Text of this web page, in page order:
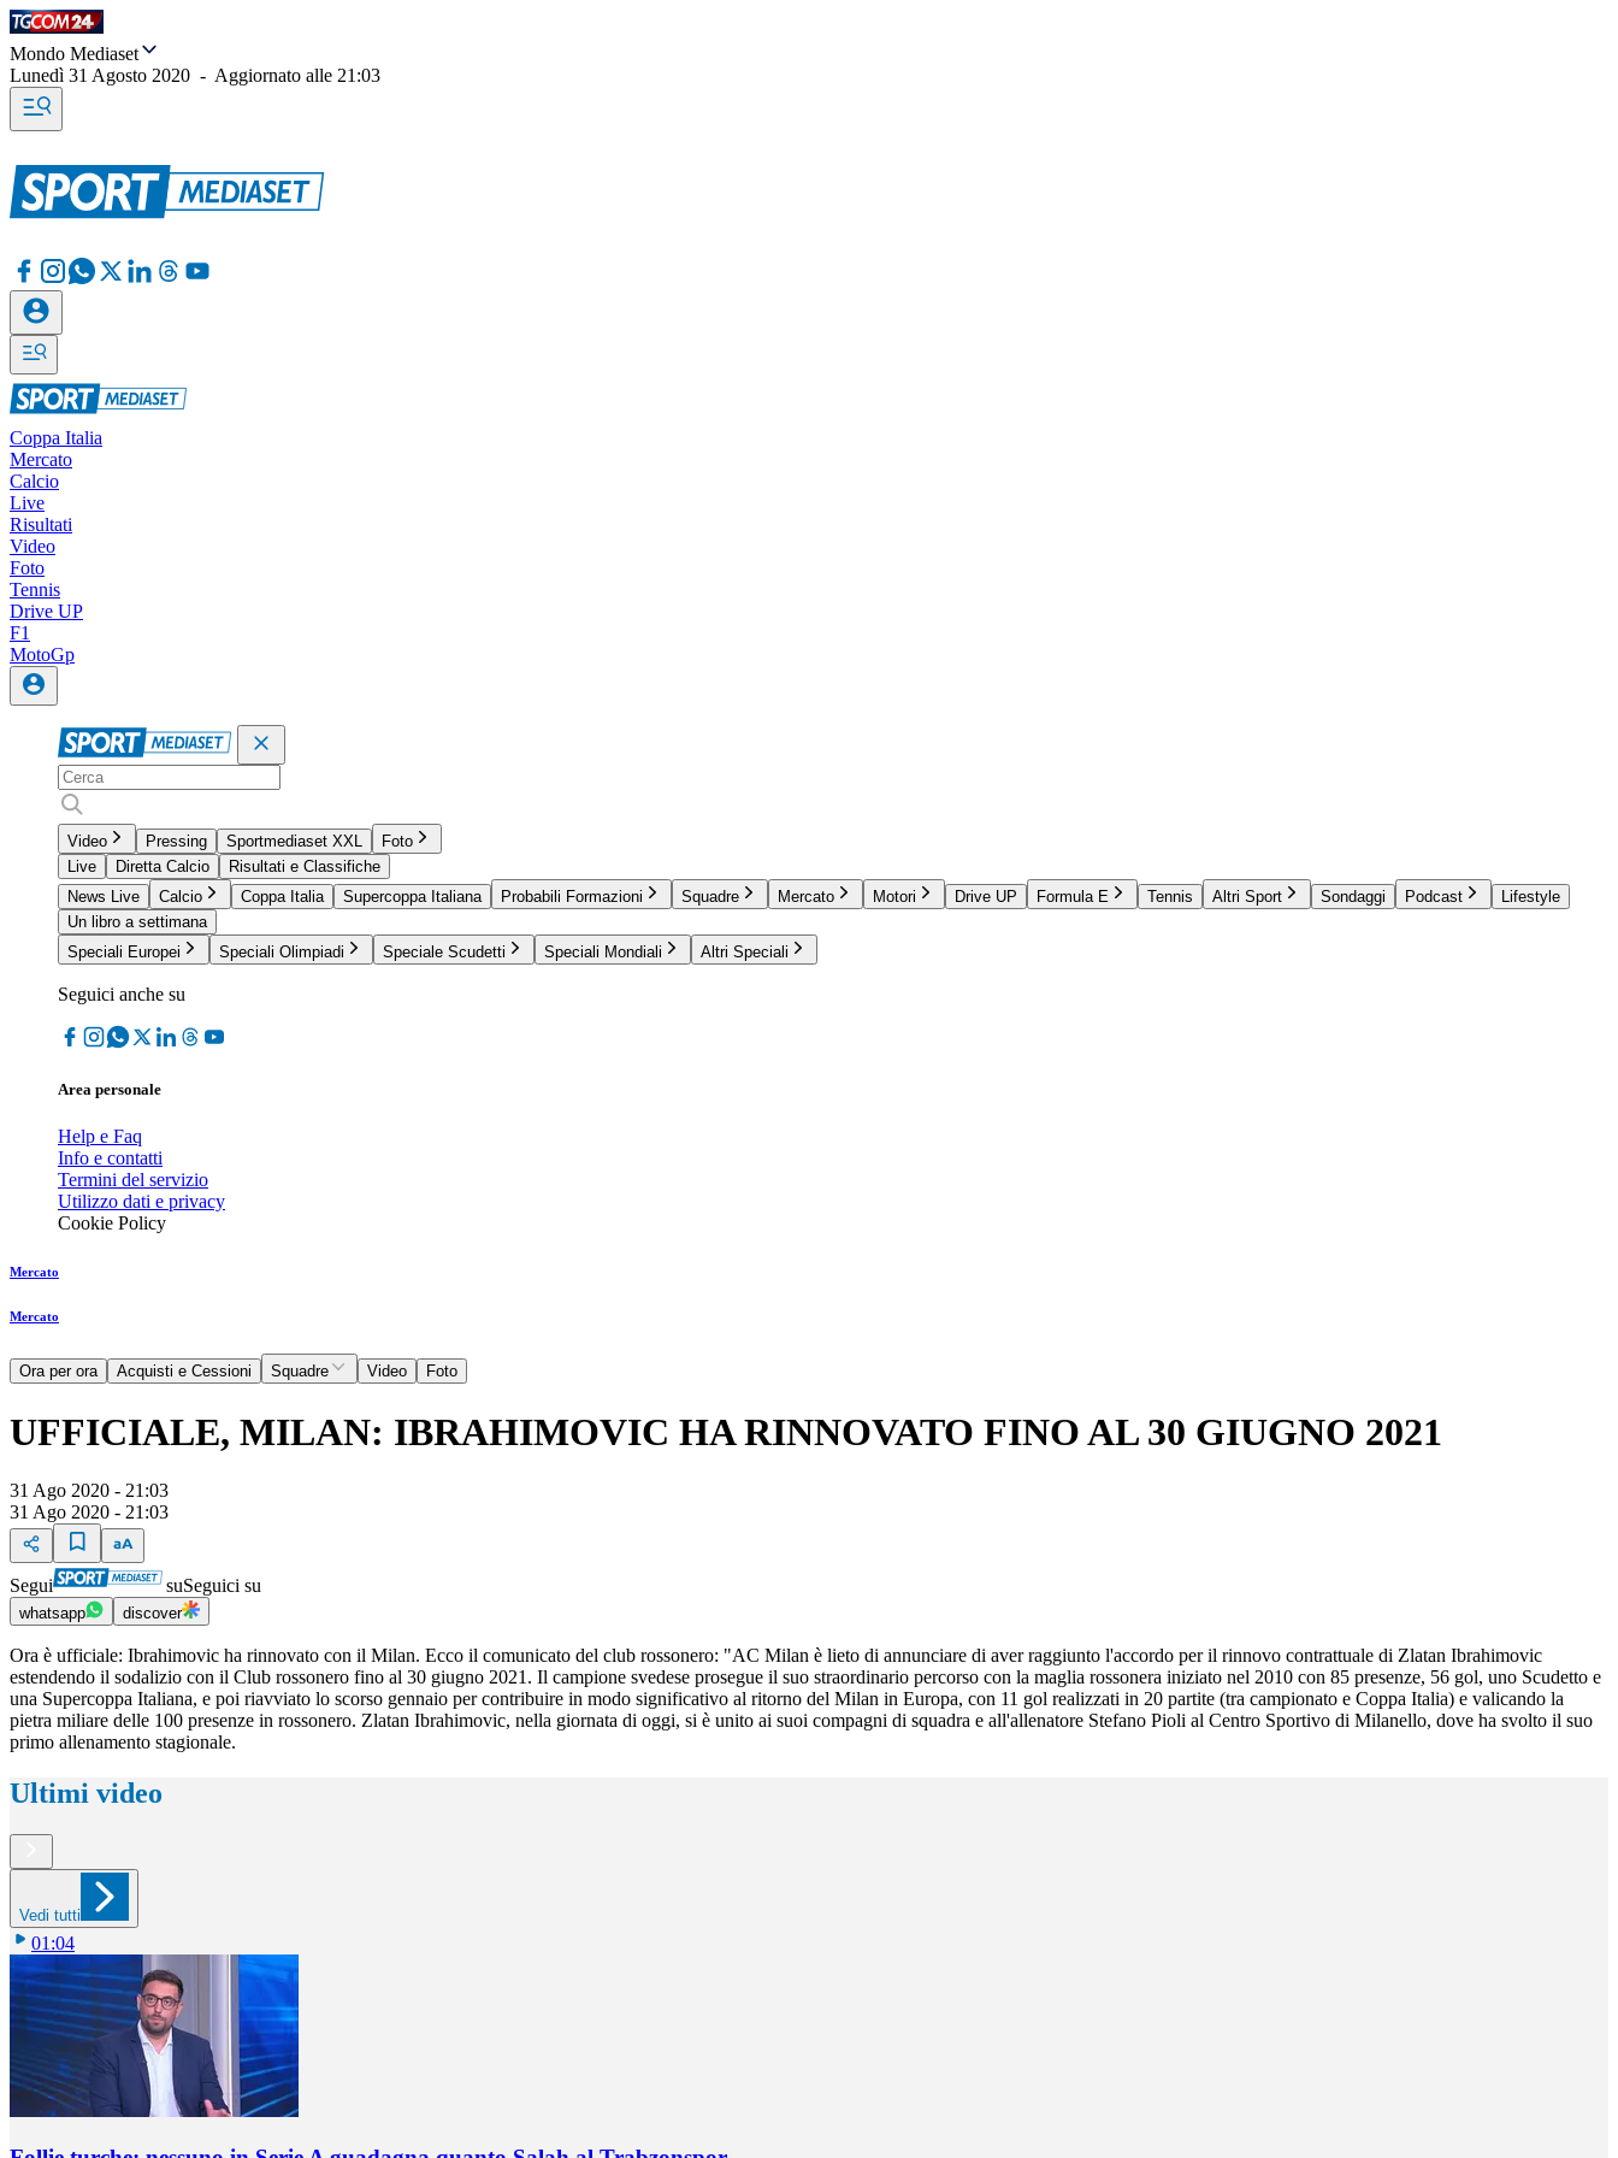
Mondo Mediaset
Lunedì 31 Agosto 2020 - Aggiornato alle 21:03
Coppa Italia
Mercato
Calcio
Live
Risultati
Video
Foto
Tennis
Drive UP
F1
MotoGp
Video Pressing Sportmediaset XXL
Foto
Live
Diretta Calcio
Risultati e Classifiche
News Live
Calcio Coppa Italia Supercoppa Italiana Probabili Formazioni Squadre Mercato Motori Drive UP Formula E Tennis Altri Sport Sondaggi Podcast
Lifestyle
Un libro a settimana
Speciali Europei
Speciali Olimpiadi Speciale Scudetti Speciali Mondiali Altri Speciali
Seguici anche su
Area personale
Help e Faq
Info e contatti
Termini del servizio
Utilizzo dati e privacy
Cookie Policy
Mercato
Mercato
Ora per ora Acquisti e Cessioni Squadre Video Foto
UFFICIALE, MILAN: IBRAHIMOVIC HA RINNOVATO FINO AL 30 GIUGNO 2021
31 Ago 2020 - 21:03
31 Ago 2020 - 21:03
Segui suSeguici su
whatsapp discover
Ora è ufficiale: Ibrahimovic ha rinnovato con il Milan. Ecco il comunicato del club rossonero: "AC Milan è lieto di annunciare di aver raggiunto l'accordo per il rinnovo contrattuale di Zlatan Ibrahimovic
estendendo il sodalizio con il Club rossonero fino al 30 giugno 2021. Il campione svedese prosegue il suo straordinario percorso con la maglia rossonera iniziato nel 2010 con 85 presenze, 56 gol, uno Scudetto e
una Supercoppa Italiana, e poi riavviato lo scorso gennaio per contribuire in modo significativo al ritorno del Milan in Europa, con 11 gol realizzati in 20 partite (tra campionato e Coppa Italia) e valicando la
pietra miliare delle 100 presenze in rossonero. Zlatan Ibrahimovic, nella giornata di oggi, si è unito ai suoi compagni di squadra e all'allenatore Stefano Pioli al Centro Sportivo di Milanello, dove ha svolto il suo
primo allenamento stagionale.
Ultimi video
Vedi tutti
01:04